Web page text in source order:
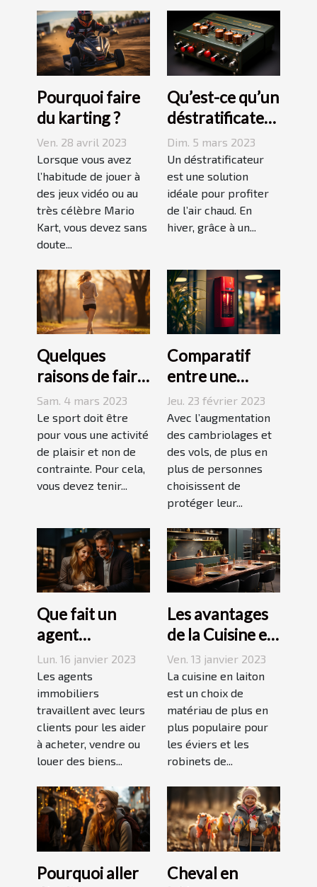
Pourquoi faire
du karting ?
Ven. 28 avril 2023
Lorsque vous avez
l’habitude de jouer à
des jeux vidéo ou au
très célèbre Mario
Kart, vous devez sans
doute...
Qu’est-ce qu’un
déstratificateur
?
Dim. 5 mars 2023
Un déstratificateur
est une solution
idéale pour profiter
de l’air chaud. En
hiver, grâce à un...
Quelques
raisons de faire
du sport
Sam. 4 mars 2023
Le sport doit être
pour vous une activité
de plaisir et non de
contrainte. Pour cela,
vous devez tenir...
Comparatif
entre une
agence sécurité
et un système
d’alarme
Jeu. 23 février 2023
Avec l’augmentation
des cambriolages et
des vols, de plus en
plus de personnes
choisissent de
protéger leur...
Que fait un
agent
immobilier ?
Lun. 16 janvier 2023
Les agents
immobiliers
travaillent avec leurs
clients pour les aider
à acheter, vendre ou
louer des biens...
Les avantages
de la Cuisine en
Laiton
Ven. 13 janvier 2023
La cuisine en laiton
est un choix de
matériau de plus en
plus populaire pour
les éviers et les
robinets de...
Pourquoi aller
Cheval en